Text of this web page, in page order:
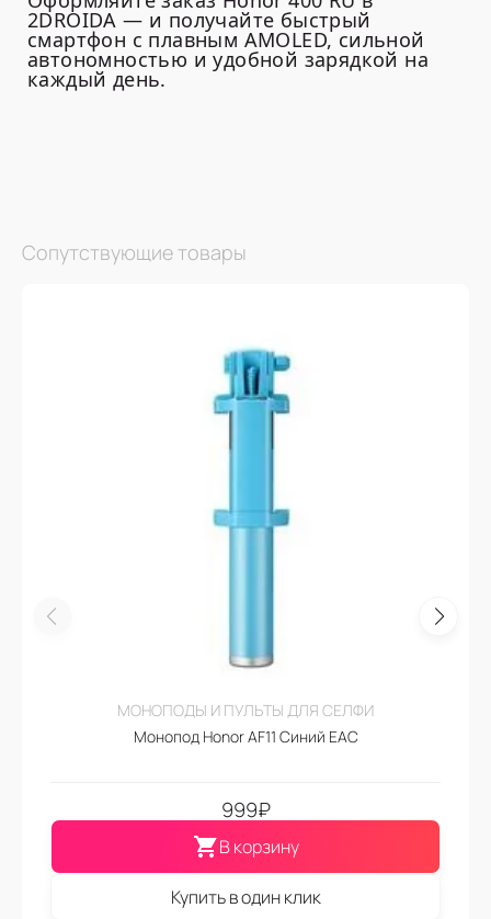
2DROIDA — и получайте быстрый
смартфон с плавным AMOLED, сильной
автономностью и удобной зарядкой на
каждый день.
Сопутствующие товары
МОНОПОДЫ И ПУЛЬТЫ ДЛЯ СЕЛФИ
Монопод Honor AF11 Синий EAC
999₽
В корзину
Купить в один клик